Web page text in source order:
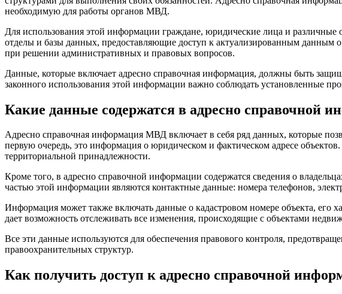
необходимую для работы органов МВД.
Для использования этой информации граждане, юридические лица и
отделы и базы данных, предоставляющие доступ к актуализированным данным
при решении административных и правовых вопросов.
Данные, которые включает адресно справочная информация, должны быть
законного использования этой информации важно соблюдать установленные
Какие данные содержатся в адресно справочной
Адресно справочная информация МВД включает в себя ряд данных, которые
первую очередь, это информация о юридическом и фактическом адресе
территориальной принадлежности.
Кроме того, в адресно справочной информации содержатся сведения о
частью этой информации являются контактные данные: номера телефонов,
Информация может также включать данные о кадастровом номере объекта, его
дает возможность отслеживать все изменения, происходящие с объектами
Все эти данные используются для обеспечения правового контроля,
правоохранительных структур.
Как получить доступ к адресно справочной